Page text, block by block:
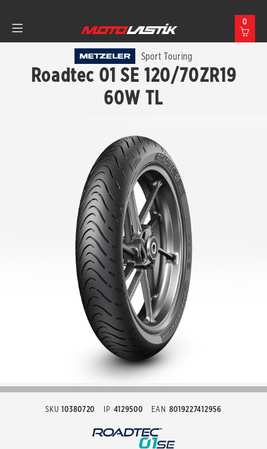
0
Sport Touring
Roadtec 01 SE 120/70ZR19
60W TL
SKU 10380720 IP 4129500 EAN 8019227412956